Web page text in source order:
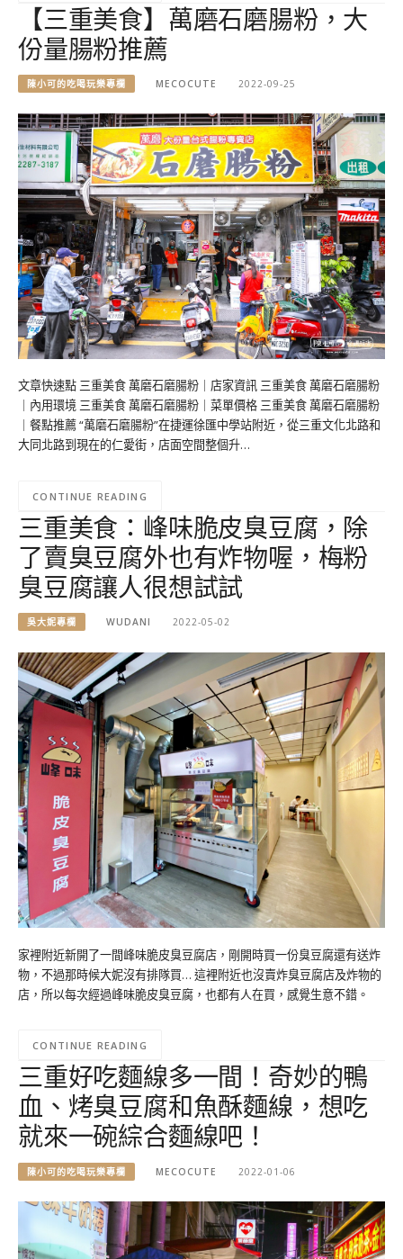
【三重美食】萬磨石磨腸粉，大
份量腸粉推薦
陳小可的吃喝玩樂專欄 MECOCUTE 2022-09-25
文章快速點 三重美食 萬磨石磨腸粉｜店家資訊 三重美食 萬磨石磨腸粉
｜內用環境 三重美食 萬磨石磨腸粉｜菜單價格 三重美食 萬磨石磨腸粉
｜餐點推薦 “萬磨石磨腸粉”在捷運徐匯中學站附近，從三重文化北路和
大同北路到現在的仁愛街，店面空間整個升…
CONTINUE READING
三重美食：峰味脆皮臭豆腐，除
了賣臭豆腐外也有炸物喔，梅粉
臭豆腐讓人很想試試
吳大妮專欄 WUDANI 2022-05-02
家裡附近新開了一間峰味脆皮臭豆腐店，剛開時買一份臭豆腐還有送炸
物，不過那時候大妮沒有排隊買… 這裡附近也沒賣炸臭豆腐店及炸物的
店，所以每次經過峰味脆皮臭豆腐，也都有人在買，感覺生意不錯。
CONTINUE READING
三重好吃麵線多一間！奇妙的鴨
血、烤臭豆腐和魚酥麵線，想吃
就來一碗綜合麵線吧！
陳小可的吃喝玩樂專欄 MECOCUTE 2022-01-06